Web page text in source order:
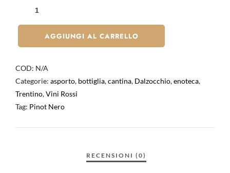
AGGIUNGI AL CARRELLO
COD: N/A
Categorie: asporto, bottiglia,cantina, Dalzocchio,enoteca,
Trentino,Vini Rossi
Tag: Pinot Nero